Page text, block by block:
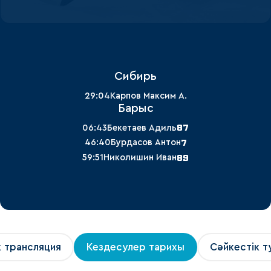
Сибирь
29:04Карпов Максим А.
Барыс
06:43Бекетаев Адиль87
46:40 Бурдасов Антон7
59:51 Николишин Иван89
трансляция Кездесулер тарихы Сәйкестік